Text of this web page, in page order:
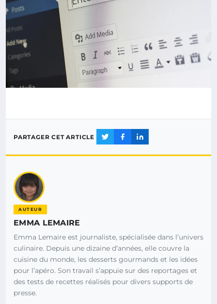
PARTAGER CET ARTICLE
AUTEUR
EMMA LEMAIRE
Emma Lemaire est journaliste, spécialisée dans l’univers
culinaire. Depuis une dizaine d’années, elle couvre la
cuisine du monde, les desserts gourmands et les idées
pour l’apéro. Son travail s’appuie sur des reportages et
des tests de recettes réalisés pour divers supports de
presse.